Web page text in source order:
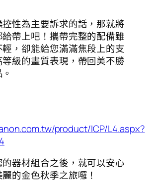
性為主要訴求的話，那就將
帶上吧！攜帶完整的配備雖
，卻能給您滿滿焦段上的支
級的畫質表現，帶回美不勝
product/ICP/L4.aspx?
器材組合之後，就可以安心
的金色秋季之旅囉！